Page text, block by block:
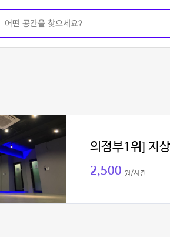
의정부1위] 지
2,500 원/시간